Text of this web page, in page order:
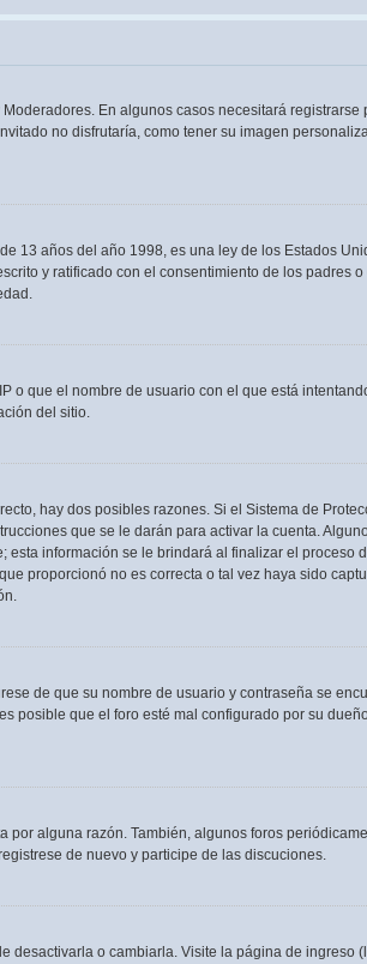
En algunos casos necesitará
no disfrutaría, como tener su imagen
13 años del año 1998, es una ley de los Estados
y ratificado con el consentimiento de los padres
o que el nombre de usuario con el que está
del sitio.
hay dos posibles razones. Si el Sistema de
que se le darán para activar la cuenta.
información se le brindará al finalizar el proceso
proporcionó no es correcta o tal vez haya sido
de que su nombre de usuario y contraseña se
posible que el foro esté mal configurado por su
alguna razón. También, algunos foros
de nuevo y participe de las discuciones.
desactivarla o cambiarla. Visite la página de ingreso